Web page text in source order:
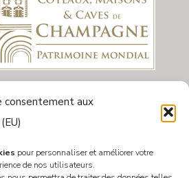
consentement aux
pour personnaliser et améliorer votre
de nos utilisateurs.